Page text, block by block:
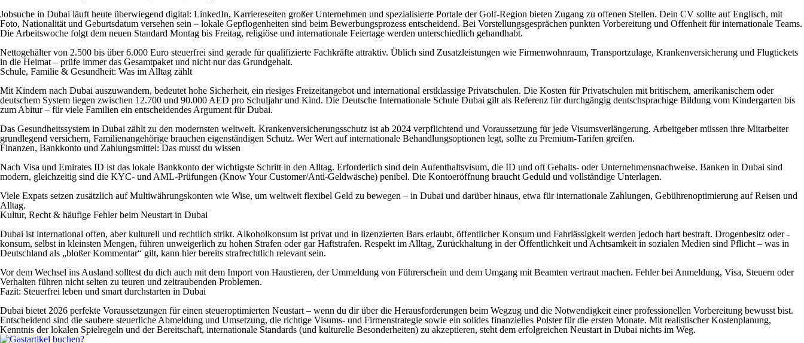
Jobsuche in Dubai läuft heute überwiegend digital: LinkedIn, Karriereseiten großer Unternehmen und spezialisierte Portale der Golf-Region bieten Zugang zu offenen Stellen. Dein CV sollte auf Englisch, mit
Foto, Nationalität und Geburtsdatum versehen sein – lokale Gepflogenheiten sind beim Bewerbungsprozess entscheidend. Bei Vorstellungsgesprächen punkten Vorbereitung und Offenheit für internationale Teams.
Die Arbeitswoche folgt dem neuen Standard Montag bis Freitag, religiöse und internationale Feiertage werden unterschiedlich gehandhabt.
Nettogehälter von 2.500 bis über 6.000 Euro steuerfrei sind gerade für qualifizierte Fachkräfte attraktiv. Üblich sind Zusatzleistungen wie Firmenwohnraum, Transportzulage, Krankenversicherung und Flugtickets
in die Heimat – prüfe immer das Gesamtpaket und nicht nur das Grundgehalt.
Schule, Familie & Gesundheit: Was im Alltag zählt
Mit Kindern nach Dubai auszuwandern, bedeutet hohe Sicherheit, ein riesiges Freizeitangebot und international erstklassige Privatschulen. Die Kosten für Privatschulen mit britischem, amerikanischem oder
deutschem System liegen zwischen 12.700 und 90.000 AED pro Schuljahr und Kind. Die Deutsche Internationale Schule Dubai gilt als Referenz für durchgängig deutschsprachige Bildung vom Kindergarten bis
zum Abitur – für viele Familien ein entscheidendes Argument für Dubai.
Das Gesundheitssystem in Dubai zählt zu den modernsten weltweit. Krankenversicherungsschutz ist ab 2024 verpflichtend und Voraussetzung für jede Visumsverlängerung. Arbeitgeber müssen ihre Mitarbeiter
grundlegend versichern, Familienangehörige brauchen eigenständigen Schutz. Wer Wert auf internationale Behandlungsoptionen legt, sollte zu Premium-Tarifen greifen.
Finanzen, Bankkonto und Zahlungsmittel: Das musst du wissen
Nach Visa und Emirates ID ist das lokale Bankkonto der wichtigste Schritt in den Alltag. Erforderlich sind dein Aufenthaltsvisum, die ID und oft Gehalts- oder Unternehmensnachweise. Banken in Dubai sind
modern, gleichzeitig sind die KYC- und AML-Prüfungen (Know Your Customer/Anti-Geldwäsche) penibel. Die Kontoeröffnung braucht Geduld und vollständige Unterlagen.
Viele Expats setzen zusätzlich auf Multiwährungskonten wie Wise, um weltweit flexibel Geld zu bewegen – in Dubai und darüber hinaus, etwa für internationale Zahlungen, Gebührenoptimierung auf Reisen und
Alltag.
Kultur, Recht & häufige Fehler beim Neustart in Dubai
Dubai ist international offen, aber kulturell und rechtlich strikt. Alkoholkonsum ist privat und in lizenzierten Bars erlaubt, öffentlicher Konsum und Fahrlässigkeit werden jedoch hart bestraft. Drogenbesitz oder -
konsum, selbst in kleinsten Mengen, führen unweigerlich zu hohen Strafen oder gar Haftstrafen. Respekt im Alltag, Zurückhaltung in der Öffentlichkeit und Achtsamkeit in sozialen Medien sind Pflicht – was in
Deutschland als „bloßer Kommentar“ gilt, kann hier bereits strafrechtlich relevant sein.
Vor dem Wechsel ins Ausland solltest du dich auch mit dem Import von Haustieren, der Ummeldung von Führerschein und dem Umgang mit Beamten vertraut machen. Fehler bei Anmeldung, Visa, Steuern oder
Verhalten führen nicht selten zu teuren und zeitraubenden Problemen.
Fazit: Steuerfrei leben und smart durchstarten in Dubai
Dubai bietet 2026 perfekte Voraussetzungen für einen steueroptimierten Neustart – wenn du dir über die Herausforderungen beim Wegzug und die Notwendigkeit einer professionellen Vorbereitung bewusst bist.
Entscheidend sind die saubere steuerliche Abmeldung und Umsetzung, die richtige Visums- und Firmenstrategie sowie ein solides finanzielles Polster für die ersten Monate. Mit realistischer Kostenplanung,
Kenntnis der lokalen Spielregeln und der Bereitschaft, internationale Standards (und kulturelle Besonderheiten) zu akzeptieren, steht dem erfolgreichen Neustart in Dubai nichts im Weg.